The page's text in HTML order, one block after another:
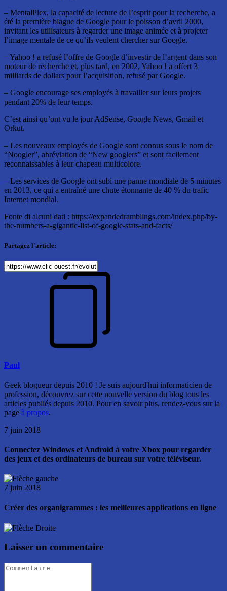
– MentalPlex, la capacité de lecture de l’esprit pour la recherche, a
été la première blague de Google pour le poisson d’avril 2000,
invitant les utilisateurs à regarder une image animée et à projeter
l’image mentale de ce qu’ils veulent chercher sur Google.
– Yahoo ! a refusé l’offre de Google d’investir de l’argent dans son
moteur de recherche et, plus tard, en 2002, Yahoo ! a offert 3
milliards de dollars pour l’acquisition, refusé par Google.
– Google encourage ses employés à travailler sur leurs projets
pendant 20% de leur temps.
C’est ainsi qu’ont vu le jour AdSense, Google News, Gmail et
Orkut.
– Les nouveaux employés de Google sont connus sous le nom de
“Noogler”, abréviation de “New googlers” et sont facilement
reconnaissables à leur chapeau multicolore.
– Les services de Google ont subi une panne mondiale de 5 minutes
en 2013, ce qui a entraîné une chute étonnante de 40 % du trafic
Internet mondial.
Fonte di alcuni dati : https://expandedramblings.com/index.php/by-
the-numbers-a-gigantic-list-of-google-stats-and-facts/
Partagez l'article:
Paul
Geek blogueur depuis 2010 ! Je suis aujourd'hui informaticien de
profession, découvrez sur cette nouvelle version du blog tous les
articles publiés depuis 2010. Pour en savoir plus, rendez-vous sur la
page à propos.
7 juin 2018
Connectez Windows et Android à votre Xbox pour regarder
des jeux et des ordinateurs de bureau sur votre téléviseur.
7 juin 2018
Créer des organigrammes : les meilleures applications en ligne
Laisser un commentaire